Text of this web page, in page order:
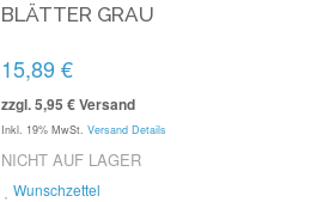
BLÄTTER GRAU
15,89 €
zzgl. 5,95 € Versand
Inkl. 19% MwSt. Versand Details
NICHT AUF LAGER
Wunschzettel